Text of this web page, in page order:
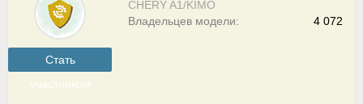
Cтать
участником
CHERY A1/KIMO
4 072
Владельцев модели: